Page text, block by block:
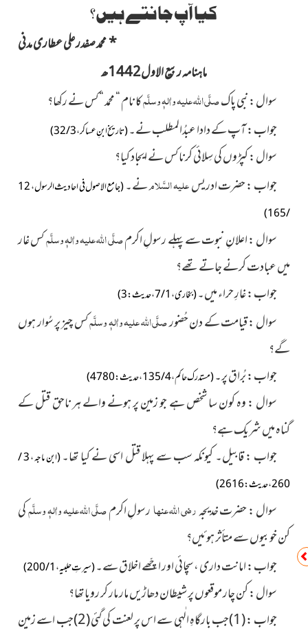
کیا آپ جانتے ہیں؟
*محمد صفدر علی عطاری مدنی
ماہنامہ ربیع الاول1442ھ
سوال : نبیپاکصلَّی اللہ علیہ واٰلہٖ وسلَّمکا نام “ محمد “ کس نے رکھا؟
جواب : آپکے دادا عبدُالمطلب نے۔(تاریخ ابنِ عساکر ، 3 / 32 )
سوال : کپڑوں کی سِلائی کرنا کس نے ایجاد کیا؟
جواب : حضرت ادریسعلیہ السَّلامنے۔
(جامع الاصول فی احادیث الرسول ، 12
/ 165)
سوال : اعلانِ نبوت سے پہلے رسولِ اکرمصلَّی اللہ علیہ واٰلہٖ وسلَّمکس غار
میں عبادت کرنے جاتے تھے؟
جواب : غارِ حراء میں۔(بخاری ، 1 / 7 ، حدیث : 3 )
سوال : قیامت کے دن حُضورصلَّی اللہ علیہ واٰلہٖ وسلَّمکس چیز پر سُوار ہوں
گے؟
جواب : بُراق پر۔(مستدرک حاکم ، 4 / 135 ، حدیث : 4780)
سوال : وہ کون سا شخص ہے جو زمین پر ہونے والے ہر ناحق قتل کے
گناہ میں شریک ہے؟
جواب : قابیل۔ کیونکہ سب سے پہلا قتل اسی نے کیا تھا۔
(ابن ماجہ ، 3 /
260 ، حدیث : 2616 )
سوال : حضرت خدیجہرضی اللہ عنہارسولِ اکرمصلَّی اللہ علیہ واٰلہٖ وسلَّمکی
کن خوبیوں سے متأثر ہوئیں؟
جواب : امانت داری ،سچائی اور اچّھے اخلاق سے۔(سیرتِ حلبیہ ، 1 / 200)
سوال : کن چار موقعوں پر شیطان دھاڑیں مار مار کر رویا تھا؟
جواب :(1) جب بارگاہِ الٰہی سے اس پر لعنت کی گئی(2) جباسے زمین